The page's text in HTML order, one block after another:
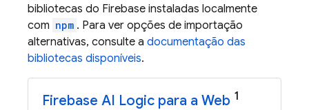
bibliotecas do Firebase instaladas localmente
com npm . Para ver opções de importação
alternativas, consulte a documentação das
bibliotecas disponíveis.
Firebase AI Logic para a Web 1